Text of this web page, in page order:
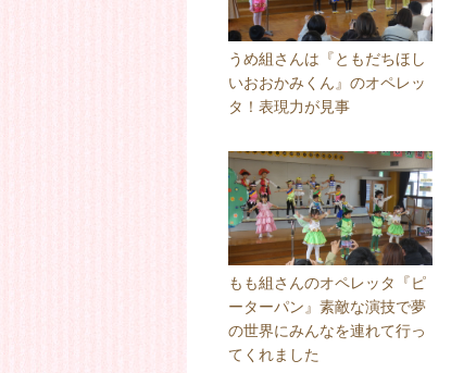
うめ組さんは『ともだちほし
いおおかみくん』のオペレッ
タ！表現力が見事
もも組さんのオペレッタ『ピ
ーターパン』素敵な演技で夢
の世界にみんなを連れて行っ
てくれました